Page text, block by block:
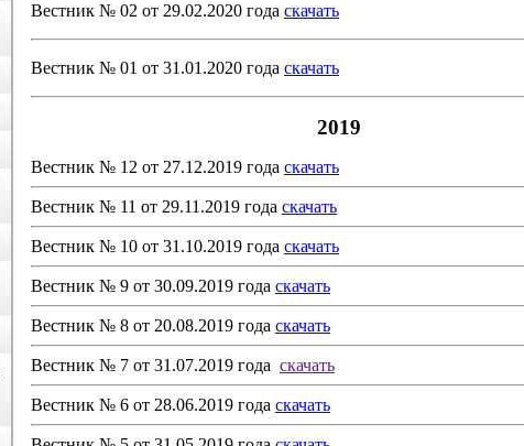
Вестник № 02 от 29.02.2020 года скачать
Вестник № 01 от 31.01.2020 года скачать
2019
Вестник № 12 от 27.12.2019 года скачать
Вестник № 11 от 29.11.2019 года скачать
Вестник № 10 от 31.10.2019 года скачать
Вестник № 9 от 30.09.2019 года скачать
Вестник № 8 от 20.08.2019 года скачать
Вестник № 7 от 31.07.2019 года скачать
Вестник № 6 от 28.06.2019 года скачать